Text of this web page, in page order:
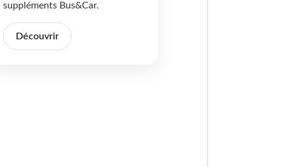
suppléments Bus&Car.
Découvrir